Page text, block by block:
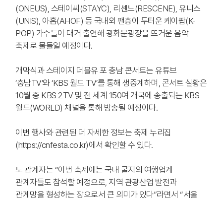
(ONEUS), 스테이씨(STAYC), 리센느(RESCENE), 유니스
(UNIS), 아홉(AHOF) 등 국내외 팬층이 두터운 케이팝(K-
POP) 가수들이 대거 출연해 광화문광장을 뜨거운 음악
축제로 물들일 예정이다.
개막식과 스테이지 더블유 포 충남 콘서트는 유튜브
‘충남TV’와 ‘KBS 월드 TV’를 통해 생중계하며, 콘서트 실황은
10월 중 KBS 2TV 및 전 세계 150여 개국에 송출되는 KBS
월드(WORLD) 채널을 통해 방송될 예정이다.
이번 행사와 관련된 더 자세한 정보는 축제 누리집
(https://cnfesta.co.kr)에서 확인할 수 있다.
도 관계자는 “이번 축제에는 국내 굴지의 여행업계
관계자들도 참석할 예정으로, 지역 관광산업 발전과
관계망을 형성하는 장으로서 큰 의미가 있다”라면서 “서울